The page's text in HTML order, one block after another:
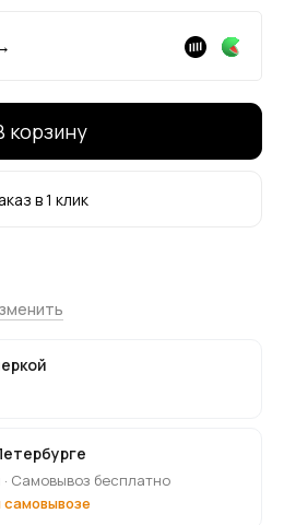
корзину
в 1 клик
Самовывоз бесплатно
самовывозе